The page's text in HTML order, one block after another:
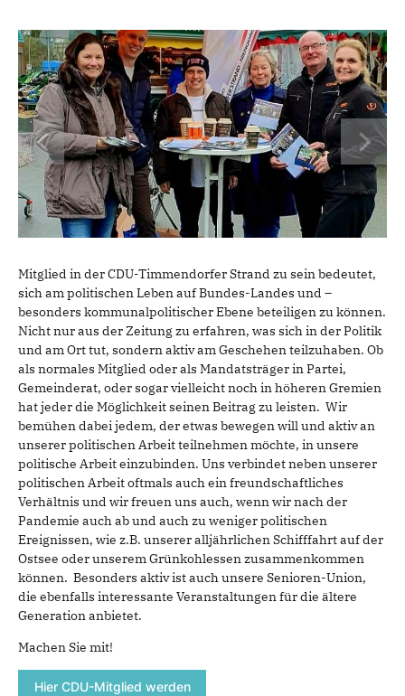
Mitglied in der CDU-Timmendorfer Strand zu sein bedeutet,
sich am politischen Leben auf Bundes-Landes und –
besonders kommunalpolitischer Ebene beteiligen zu können.
Nicht nur aus der Zeitung zu erfahren, was sich in der Politik
und am Ort tut, sondern aktiv am Geschehen teilzuhaben. Ob
als normales Mitglied oder als Mandatsträger in Partei,
Gemeinderat, oder sogar vielleicht noch in höheren Gremien
hat jeder die Möglichkeit seinen Beitrag zu leisten. Wir
bemühen dabei jedem, der etwas bewegen will und aktiv an
unserer politischen Arbeit teilnehmen möchte, in unsere
politische Arbeit einzubinden. Uns verbindet neben unserer
politischen Arbeit oftmals auch ein freundschaftliches
Verhältnis und wir freuen uns auch, wenn wir nach der
Pandemie auch ab und auch zu weniger politischen
Ereignissen, wie z.B. unserer alljährlichen Schifffahrt auf der
Ostsee oder unserem Grünkohlessen zusammenkommen
können. Besonders aktiv ist auch unsere Senioren-Union,
die ebenfalls interessante Veranstaltungen für die ältere
Generation anbietet.
Machen Sie mit!
Hier CDU-Mitglied werden